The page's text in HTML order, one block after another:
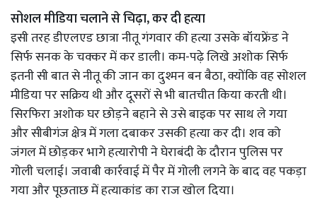
सोशल मीडिया चलाने से चिढ़ा, कर दी हत्या
इसी तरह डीएलएड छात्रा नीतू गंगवार की हत्या उसके बॉयफ्रेंड ने
सिर्फ सनक के चक्कर में कर डाली। कम-पढ़े लिखे अशोक सिर्फ
इतनी सी बात से नीतू की जान का दुश्मन बन बैठा, क्योंकि वह सोशल
मीडिया पर सक्रिय थी और दूसरों से भी बातचीत किया करती थी।
सिरफिरा अशोक घर छोड़ने बहाने से उसे बाइक पर साथ ले गया
और सीबीगंज क्षेत्र में गला दबाकर उसकी हत्या कर दी। शव को
जंगल में छोड़कर भागे हत्यारोपी ने घेराबंदी के दौरान पुलिस पर
गोली चलाई। जवाबी कार्रवाई में पैर में गोली लगने के बाद वह पकड़ा
गया और पूछताछ में हत्याकांड का राज खोल दिया।